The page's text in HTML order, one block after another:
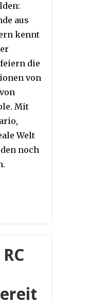
aus
kennt
die
von
Mit
Welt
noch